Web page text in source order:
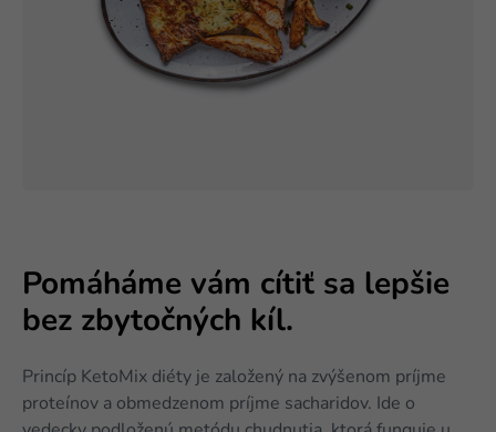
Pomáháme vám cítiť sa lepšie
bez zbytočných kíl.
Princíp KetoMix diéty je založený na zvýšenom príjme
proteínov a obmedzenom príjme sacharidov. Ide o